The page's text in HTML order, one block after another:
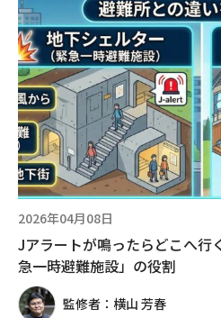
2026年04月08日
Jアラートが鳴ったらどこへ行
急一時避難施設」の役割
監修者：横山 芳春